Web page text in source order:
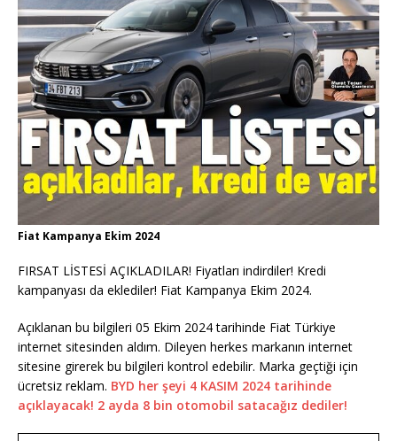
Fiat Kampanya Ekim 2024
FIRSAT LİSTESİ AÇIKLADILAR! Fiyatları indirdiler! Kredi
kampanyası da eklediler! Fiat Kampanya Ekim 2024.
Açıklanan bu bilgileri 05 Ekim 2024 tarihinde Fiat Türkiye
internet sitesinden aldım. Dileyen herkes markanın internet
sitesine girerek bu bilgileri kontrol edebilir. Marka geçtiği için
ücretsiz reklam. BYD her şeyi 4 KASIM 2024 tarihinde
açıklayacak! 2 ayda 8 bin otomobil satacağız dediler!